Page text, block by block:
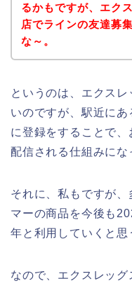
るかもですが、エク
店でラインの友達募
な～。
というのは、エクス
いのですが、駅近に
に登録をすることで
配信される仕組みにな
それに、私もですが、
マーの商品を今後も
年と利用していくと思
なので、エクスレッ